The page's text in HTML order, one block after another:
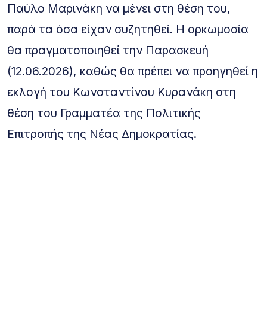
Παύλο Μαρινάκη να μένει στη θέση του,
παρά τα όσα είχαν συζητηθεί. Η ορκωμοσία
θα πραγματοποιηθεί την Παρασκευή
(12.06.2026), καθώς θα πρέπει να προηγηθεί η
εκλογή του Κωνσταντίνου Κυρανάκη στη
θέση του Γραμματέα της Πολιτικής
Επιτροπής της Νέας Δημοκρατίας.